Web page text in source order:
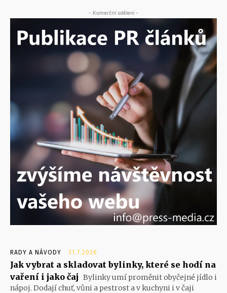
- Komerční sdělení -
RADY A NÁVODY 31.7.2026
Jak vybrat a skladovat bylinky, které se hodí na
vaření i jako čaj Bylinky umí proměnit obyčejné jídlo i
nápoj. Dodají chuť, vůni a pestrost a v kuchyni i v čaji